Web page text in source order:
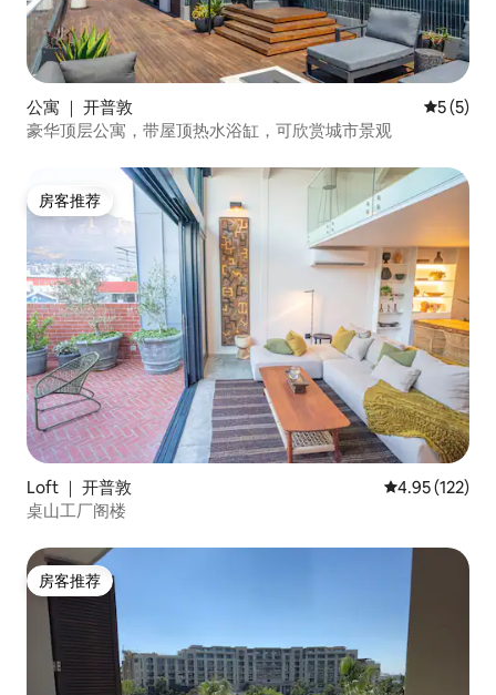
公寓 ｜ 开普敦 平均评分
5 (5)
豪华顶层公寓，带屋顶热水浴缸，可欣赏城市景观
房客推荐
房客推荐
Loft ｜ 开普敦 平均评分 4.95
4.95 (122)
桌山工厂阁楼
房客推荐
房客推荐